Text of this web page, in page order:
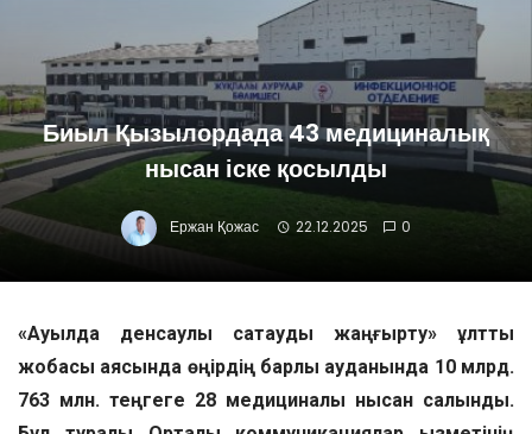
Биыл Қызылордада 43 медициналық
нысан іске қосылды
Ержан Қожас 22.12.2025 0
«Ауылда денсаулық сақтауды жаңғырту» ұлттық
жобасы аясында өңірдің барлық ауданында 10 млрд.
763 млн. теңгеге 28 медициналық нысан салынды.